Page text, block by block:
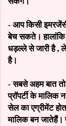
- आपकिसी
बेचसकते।
धड़ल्लेसेजारीहै,
है।
-सबसेअहमबात
प्रॉपर्टीकेमालिक
सेलकाएग्रीमेंट
मालिकबनजातेहैं।